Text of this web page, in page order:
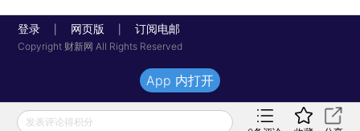
登录 网页版 订阅电邮
Copyright 财新网 All Rights Reserved
发表评论得积分
App 内打开